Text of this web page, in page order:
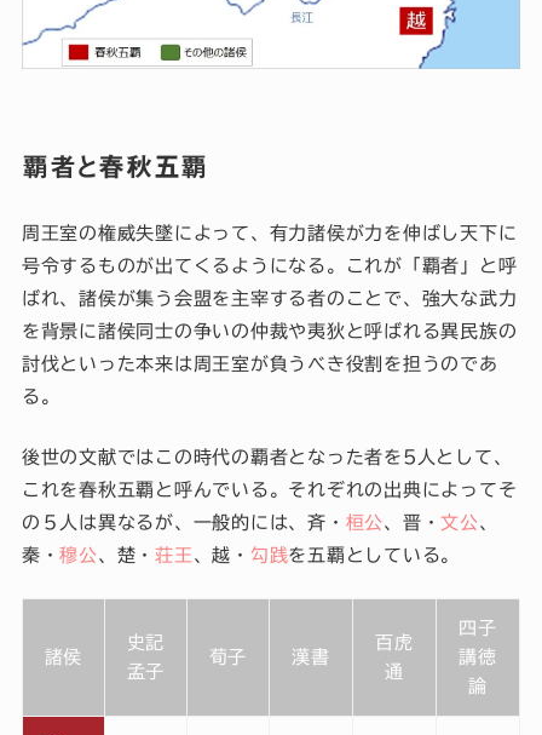
覇者と春秋五覇
周王室の権威失墜によって、有力諸侯が力を伸ばし天下に
号令するものが出てくるようになる。これが「覇者」と呼
ばれ、諸侯が集う会盟を主宰する者のことで、強大な武力
を背景に諸侯同士の争いの仲裁や夷狄と呼ばれる異民族の
討伐といった本来は周王室が負うべき役割を担うのであ
る。
後世の文献ではこの時代の覇者となった者を5人として、
これを春秋五覇と呼んでいる。それぞれの出典によってそ
の５人は異なるが、一般的には、斉・ 桓公 、晋・文公 、
秦・穆公 、楚・荘王 、越・ 勾践を五覇としている。
諸侯
史記
孟子
荀子 漢書
百虎
通
四子
講徳
論